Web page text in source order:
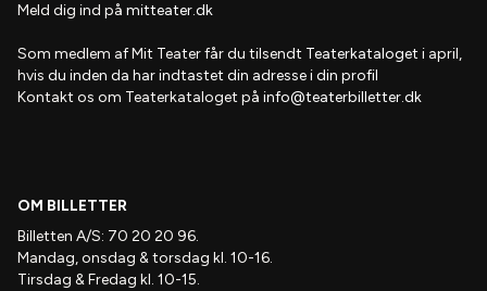
Meld dig ind på mitteater.dk
Som medlem afMit Teaterfår du tilsendt Teaterkataloget i april,
hvis du inden da har indtastet din adresse i din profil
Kontakt os om Teaterkataloget på info@teaterbilletter.dk
OM BILLETTER
Billetten A/S: 70 20 20 96.
Mandag, onsdag & torsdag kl. 10-16.
Tirsdag & Fredag kl. 10-15.